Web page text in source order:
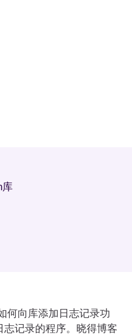
库
向库添加日志记录功
记录的程序。晓得博客